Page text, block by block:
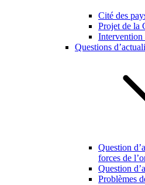
Cité des
Projet de la
Questions
Question
forces de
Question
Problèmes